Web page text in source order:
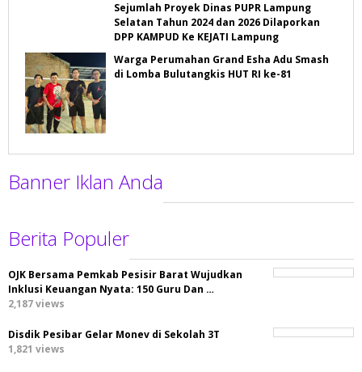
Sejumlah Proyek Dinas PUPR Lampung
Selatan Tahun 2024 dan 2026 Dilaporkan
DPP KAMPUD Ke KEJATI Lampung
Warga Perumahan Grand Esha Adu Smash
di Lomba Bulutangkis HUT RI ke-81
Banner Iklan Anda
Berita Populer
OJK Bersama Pemkab Pesisir Barat Wujudkan
Inklusi Keuangan Nyata: 150 Guru Dan …
2,187 views
Disdik Pesibar Gelar Monev di Sekolah 3T
1,821 views